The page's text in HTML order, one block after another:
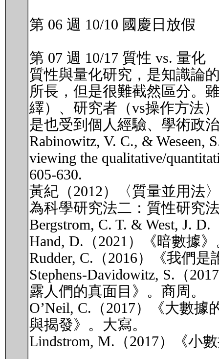
第 06 週 10/10 國慶日放假
第 07 週 10/17 質性 vs. 量化
質性與量化研究，是知識論
所長，但是很難截然區分。
繹）、研究者（vs操作方法
是也受到個人經驗、學術政
Rabinowitz, V. C., & Weseen,
viewing the qualitative/
605-630.
黃紀（2012）〈質量並用法
為科學研究法二：質性研究
Bergstrom, C. T. & West, J.
Hand, D.（2021）《暗數據
Rudder, C.（2016）《我們
Stephens-Davidowitz, S.（
露人們的真面目》。商周。
O’Neil, C.（2017）《大數
與揭發》。大寫。
Lindstrom, M.（2017）《小